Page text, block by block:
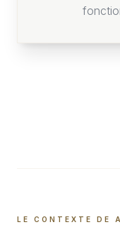
LE CONTEXTE DE